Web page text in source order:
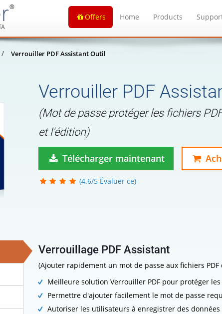
Offers Home Products
Verrouiller PDF Assistant Outil
Verrouiller PDF
(Mot de passe protéger les fichiers
et l'édition)
Télécharger maintenant
(4.6/5 Évaluer ce)
Verrouillage PDF Assistant
(Ajouter rapidement un mot de passe aux fichiers PDF
Meilleure solution Verrouiller PDF pour protéger les
Permettre d'ajouter facilement le mot de passe
Autoriser les utilisateurs à enregistrer des